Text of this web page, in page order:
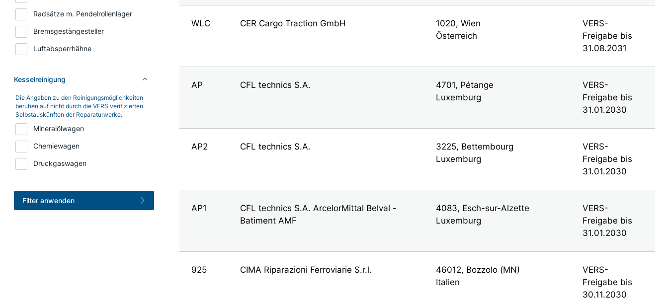
Radsätze m. Pendelrollenlager
Bremsgestängesteller
Luftabsperrhähne
Kesselreinigung
Die Angaben zu den Reinigungsmöglichkeiten
beruhen auf nicht durch die VERS verifizierten
Selbstauskünften der Reparaturwerke.
Mineralölwagen
Chemiewagen
Druckgaswagen
Filter anwenden
WLC CER Cargo Traction GmbH
1020, Wien
Österreich
VERS-
Freigabe bis
31.08.2031
AP CFL technics S.A.
4701, Pétange
Luxemburg
VERS-
Freigabe bis
31.01.2030
AP2 CFL technics S.A.
3225, Bettembourg
Luxemburg
VERS-
Freigabe bis
31.01.2030
AP1
CFL technics S.A. ArcelorMittal Belval -
Batiment AMF
4083, Esch-sur-Alzette
Luxemburg
VERS-
Freigabe bis
31.01.2030
925 CIMA Riparazioni Ferroviarie S.r.l.
46012, Bozzolo (MN)
Italien
VERS-
Freigabe bis
30.11.2030